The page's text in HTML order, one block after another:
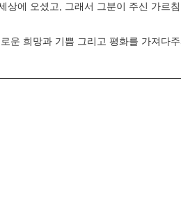
에 오셨고, 그래서 그분이 주신 가르
운 희망과 기쁨 그리고 평화를 가져다